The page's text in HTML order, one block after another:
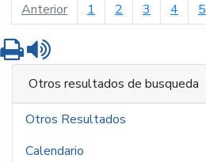
Anteriorpágina anterior
1 2 3 4 5
Imprimir
Otros resultados de busqueda
Otros Resultados
Calendario